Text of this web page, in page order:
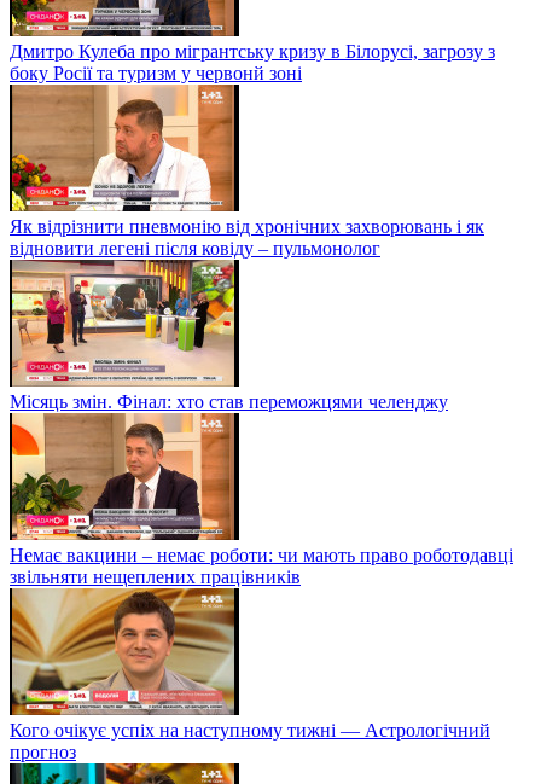
Дмитро Кулеба про мігрантську кризу в Білорусі, загрозу з
боку Росії та туризм у червонй зоні
Як відрізнити пневмонію від хронічних захворювань і як
відновити легені після ковіду – пульмонолог
Місяць змін. Фінал: хто став переможцями челенджу
Немає вакцини – немає роботи: чи мають право роботодавці
звільняти нещеплених працівників
Кого очікує успіх на наступному тижні — Астрологічний
прогноз